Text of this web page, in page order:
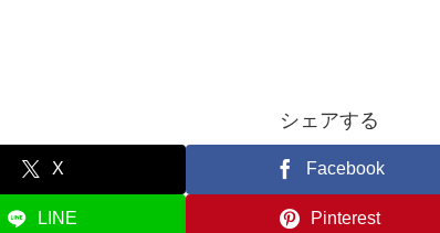
シェアする
X Facebook
LINE Pinterest